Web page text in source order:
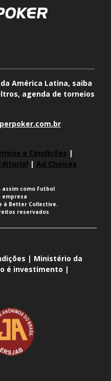
América Latina, saiba
agenda de torneios
e Condições |
| Ad Choices
assim como Futbol
empresa
à Better Collective.
reservados
| Ministério da
é investimento |